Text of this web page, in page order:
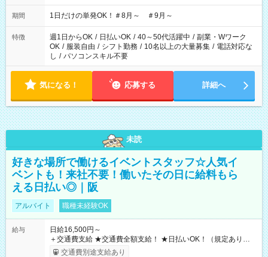
▼18:00～21:00
期間 1日だけの単発OK！＃8月～ ＃9月～
特徴 週1日からOK / 日払いOK / 40～50代活躍中 / 副業・Wワーク
OK / 服装自由 / シフト勤務 / 10名以上の大量募集 / 電話対応な
し / パソコンスキル不要
気になる！ 応募する 詳細へ
未読
好きな場所で働けるイベントスタッフ☆人気イ
ベントも！来社不要！働いたその日に給料もら
える日払い◎｜阪
アルバイト 職種未経験OK
給与
日給16,500円～
＋交通費支給 ★交通費全額支給！ ★日払いOK！（規定あり） ┗
働いたその日に現金GET♪ お仕事後はコンビニATMから 日払
交通費別途支給あり